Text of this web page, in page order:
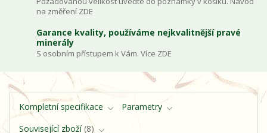
na změření ZDE
Garance kvality, používáme nejkvalitnější pravé
minerály
S osobním přístupem k Vám. Více ZDE
Kompletní specifikace
Parametry
Související zboží 8